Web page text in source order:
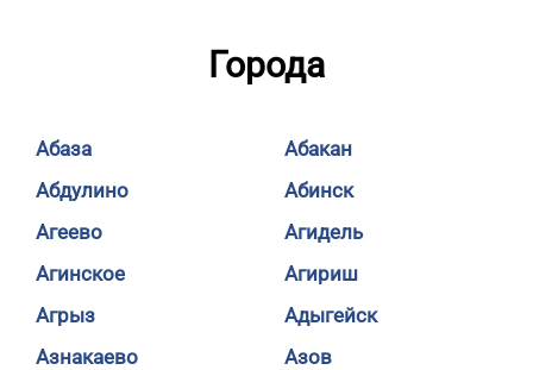
Города
Абаза
Абакан
Абдулино
Абинск
Агеево
Агидель
Агинское
Агириш
Агрыз
Адыгейск
Азнакаево
Азов